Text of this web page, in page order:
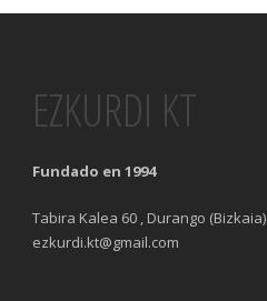
EZKURDI KT
Fundado en 1994
Tabira Kalea 60 , Durango (Bizkaia)
ezkurdi.kt@gmail.com